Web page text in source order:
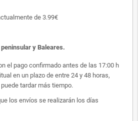
de 3.99€
y Baleares.
el pago confirmado antes de las 17:00 h
en un plazo de entre 24 y 48 horas,
tardar más tiempo.
los envíos se realizarán los días